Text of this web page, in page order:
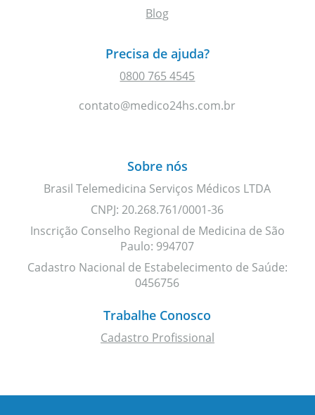
Blog
Precisa de ajuda?
0800 765 4545
contato@medico24hs.com.br
Sobre nós
Brasil Telemedicina Serviços Médicos LTDA
CNPJ: 20.268.761/0001-36
Inscrição Conselho Regional de Medicina de São
Paulo: 994707
Cadastro Nacional de Estabelecimento de Saúde:
0456756
Trabalhe Conosco
Cadastro Profissional